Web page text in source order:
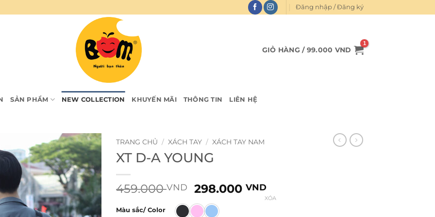
Đăng nhập / Đăng ký
GIỎ HÀNG / 99.000 VND
SẢN PHẨM NEW COLLECTION KHUYẾN MÃI THÔNG TIN LIÊN HỆ
TRANG CHỦ / XÁCH TAY / XÁCH TAY NAM
XT D-A YOUNG
459.000VND
Giá
là:
298.000VNDGiá
hiện
Màu sắc/ Color
XÓA